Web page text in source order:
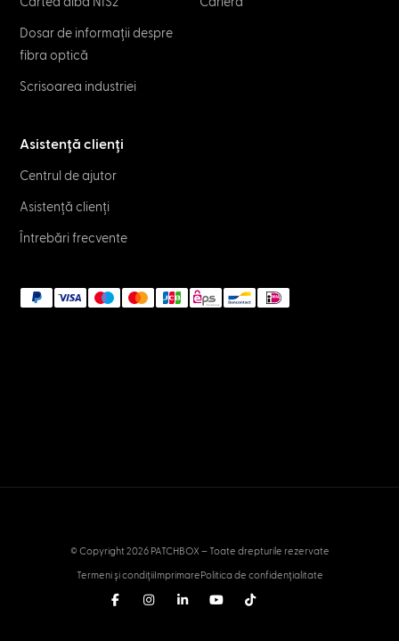
Dosar de informații despre
fibra optică
Scrisoarea industriei
Asistență clienți
Centrul de ajutor
Asistență clienți
Întrebări frecvente
© Copyright 2026 PATCHBOX – Toate drepturile rezervate
Termeni și condițiiImprimarePolitica de confidențialitate